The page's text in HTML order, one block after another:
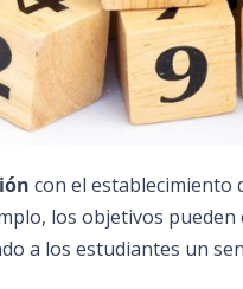
con el establecimiento
los objetivos
a los estudiantes un